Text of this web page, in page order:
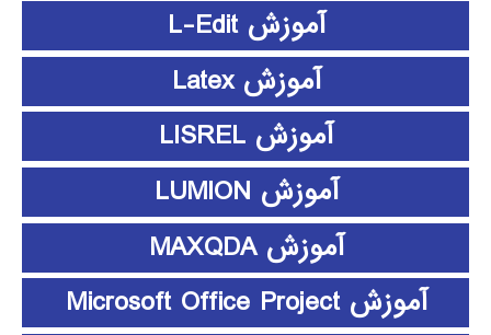
آموزش L-Edit
آموزش Latex
آموزش LISREL
آموزش LUMION
آموزش MAXQDA
آموزش Microsoft Office Project